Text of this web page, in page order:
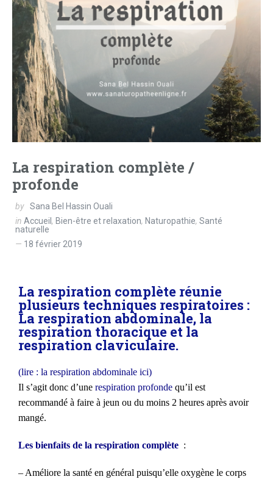
La respiration complète /
profonde
by Sana Bel Hassin Ouali
in Accueil , Bien-être et relaxation, Naturopathie, Santé
naturelle
18 février 2019
La respiration complète réunie
plusieurs techniques respiratoires :
La respiration abdominale, la
respiration thoracique et la
respiration claviculaire.
(lire : la respiration abdominale ici)
Il s’agit donc d’une respiration profonde qu’il est
recommandé à faire à jeun ou du moins 2 heures après avoir
mangé.
Les bienfaits de la respiration complète :
– Améliore la santé en général puisqu’elle oxygène le corps